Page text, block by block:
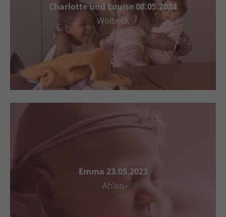
Charlotte und Louise 08.05.2024
Wolbeck
Emma 23.05.2023
Ahlen